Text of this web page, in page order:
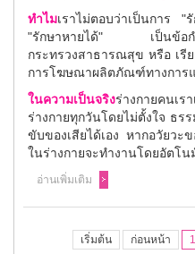
ทำไมเราไม่ตอบว่าเป็นการ
"รักษาหายได้" เป็นข้อก
กระทรวงสาธารณสุข หรือ เรีย
การโฆษณาผลิตภัณฑ์ทางการ
ในความเป็นจริงร่างกายคนเร
ร่างกายทุกวันโดยไม่ตั้งใจ ธร
ขับของเสียได้เอง หากอวัยวะ
ในร่างกายจะทำงานโดยอัตโน
อ่านเพิ่มเติม
เริ่มต้น ก่อนหน้า 1